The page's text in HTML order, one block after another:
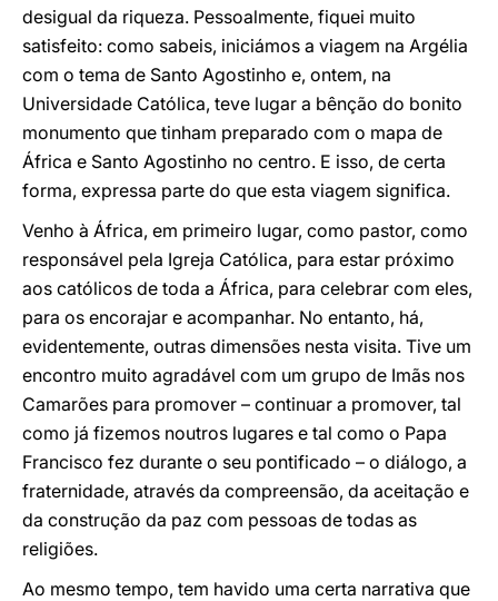
desigual da riqueza. Pessoalmente, fiquei muito
satisfeito: como sabeis, iniciámos a viagem na Argélia
com o tema de Santo Agostinho e, ontem, na
Universidade Católica, teve lugar a bênção do bonito
monumento que tinham preparado com o mapa de
África e Santo Agostinho no centro. E isso, de certa
forma, expressa parte do que esta viagem significa.
Venho à África, em primeiro lugar, como pastor, como
responsável pela Igreja Católica, para estar próximo
aos católicos de toda a África, para celebrar com eles,
para os encorajar e acompanhar. No entanto, há,
evidentemente, outras dimensões nesta visita. Tive um
encontro muito agradável com um grupo de Imãs nos
Camarões para promover – continuar a promover, tal
como já fizemos noutros lugares e tal como o Papa
Francisco fez durante o seu pontificado – o diálogo, a
fraternidade, através da compreensão, da aceitação e
da construção da paz com pessoas de todas as
religiões.
Ao mesmo tempo, tem havido uma certa narrativa que